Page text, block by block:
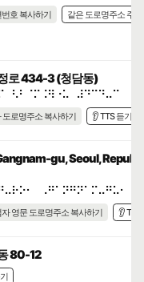
호 복사하기
같은 도로명주소 주
로 434-3 (청담동)
도로명주소 복사하기 👂 TTS 듣기
gu, Seoul,
자 영문 도로명주소 복사하기 👂 TTS
80-12